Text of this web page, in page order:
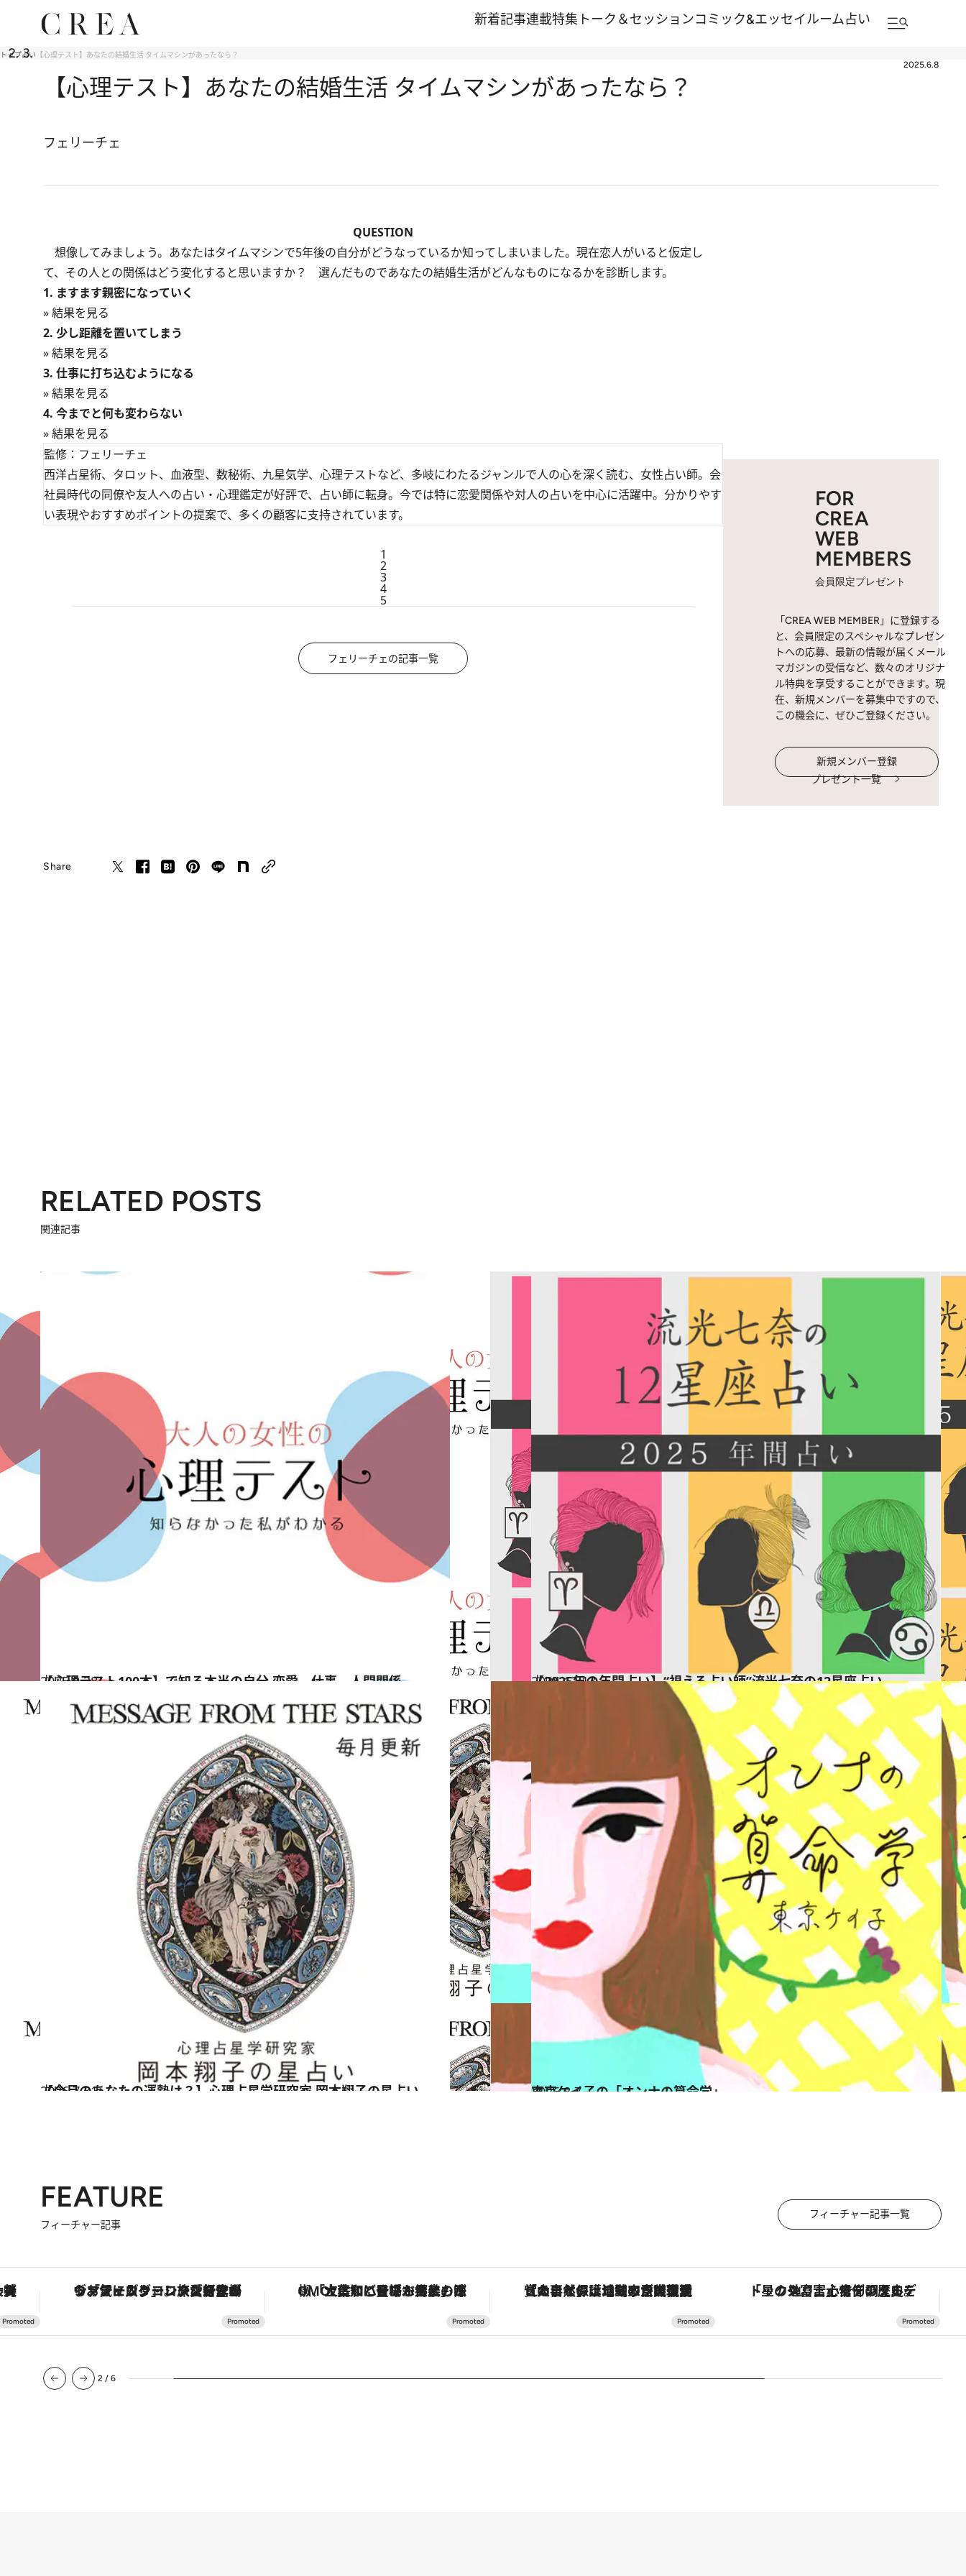
新着記事連載特集 トーク＆セッションコミック&エッセイルーム占い
トップ占い 【心理テスト】あなたの結婚生活 タイムマシンがあったなら？
2025.6.8
【心理テスト】あなたの結婚生活 タイムマシンがあったなら？
フェリーチェ
QUESTION
想像してみましょう。あなたはタイムマシンで5年後の自分がどうなっているか知ってしまいました。現在恋人がいると仮定し
て、その人との関係はどう変化すると思いますか？ 選んだものであなたの結婚生活がどんなものになるかを診断します。
1. ますます親密になっていく
» 結果を見る
2. 少し距離を置いてしまう
» 結果を見る
3. 仕事に打ち込むようになる
» 結果を見る
4. 今までと何も変わらない
» 結果を見る
監修：フェリーチェ
西洋占星術、タロット、血液型、数秘術、九星気学、心理テストなど、多岐にわたるジャンルで人の心を深く読む、女性占い師。会
社員時代の同僚や友人への占い・心理鑑定が好評で、占い師に転身。今では特に恋愛関係や対人の占いを中心に活躍中。分かりやす
い表現やおすすめポイントの提案で、多くの顧客に支持されています。
1
2
3
4
5
フェリーチェの記事一覧
Share
FOR
CREA
WEB
MEMBERS
会員限定プレゼント
「CREA WEB MEMBER」に登録する
と、会員限定のスペシャルなプレゼン
トへの応募、最新の情報が届くメール
マガジンの受信など、数々のオリジナ
ル特典を享受することができます。現
在、新規メンバーを募集中ですので、
この機会に、ぜひご登録ください。
新規メンバー登録
プレゼント一覧
RELATED POSTS
関連記事
2025.9.28
【心理テスト100本】で知る本当の自分 恋愛、仕事、人間関係…
占い 2024.12.13
【2025年の年間占い】“視える占い師”流光七奈の12星座占い
占い
2026.7.31
【今月のあなたの運勢は？】心理占星学研究家 岡本翔子の星占い
占い 2026.8.7
東京ケイ子の「オンナの算命学」
占い
FEATURE
フィーチャー記事
フィーチャー記事一覧
ギフトまで。大人のための「ReFa GINZA」クルーズ ヴァシュロン・コンスタンタン「オーヴァーシーズ・オートマティック」。旅愛好家のお気に入りコレクションから、ジェンダーレスな新作が登場 「土佐和ハーブかき氷」がOMO7高知に登場！生姜、山椒、大葉など目にも舌にも涼を呼ぶ郷土の味 「大事なのは地域の意識を変えること」。ロレックス賞受賞の自然保護活動家が実現させたナイジェリアの自然環境の復活 「星のや富士」でデジタルデトックス。冨士信仰の歴史を辿り、心身を調える。
2 / 6